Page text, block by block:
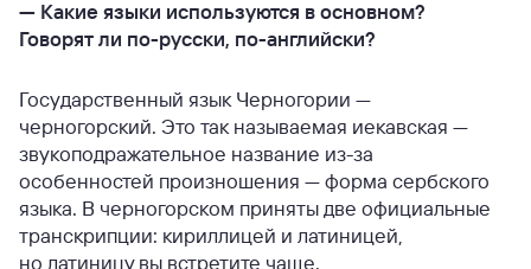
— Какие языки используются в основном?
Говорят ли по-русски, по-английски?
Государственный язык Черногории —
черногорский. Это так называемая иекавская —
звукоподражательное название из-за
особенностей произношения — форма сербского
языка. В черногорском приняты две официальные
транскрипции: кириллицей и латиницей,
но латиницу вы встретите чаще.